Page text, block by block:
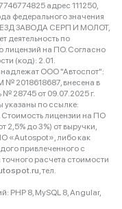
адрес 111250,
федерального значения
ЗАВОДА СЕРП И МОЛОТ,
деятельность по
лицензий на ПО. Согласно
(код): 2.01.
ООО "Автоспот":
№ 2018618687, внесена в
28745 от 09.07.2025 г.
по ссылке:
. Стоимость лицензии на ПО
2,5% до 3%) от выручки,
«Autospot», либо как
привлеченного с
расчета стоимости
, тел.
PHP 8, MySQL 8, Angular,